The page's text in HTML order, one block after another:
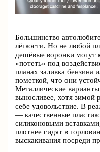
Большинство
лёгкости. Но не любой
дешёвые воронки могут
«потеть» под
планах заливка бензина
пометкой, что они
Металлические
выносливее, хотя зимой
себе удовольствие. В
— качественные
силиконовыми
плотнее сидят в
выскакивания посреди